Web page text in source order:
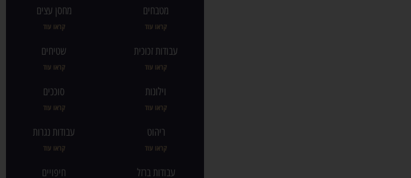
מטבחים
קראו עוד
מחסן עצים
קראו עוד
עבודות זכוכית
קראו עוד
שטיחים
קראו עוד
וילונות
קראו עוד
סוככים
קראו עוד
ריהוט
קראו עוד
עבודות נגרות
קראו עוד
עבודות ברזל חיפויים